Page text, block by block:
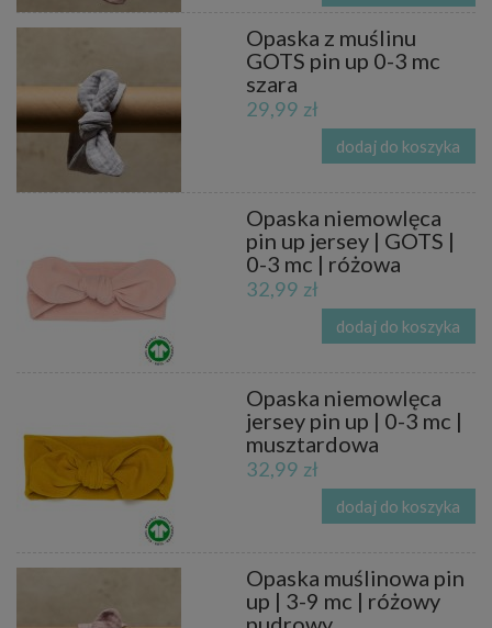
Opaska z muślinu
GOTS pin up 0-3 mc
szara
29,99 zł
dodaj do koszyka
Opaska niemowlęca
pin up jersey | GOTS |
0-3 mc | różowa
32,99 zł
dodaj do koszyka
Opaska niemowlęca
jersey pin up | 0-3 mc |
musztardowa
32,99 zł
dodaj do koszyka
Opaska muślinowa pin
up | 3-9 mc | różowy